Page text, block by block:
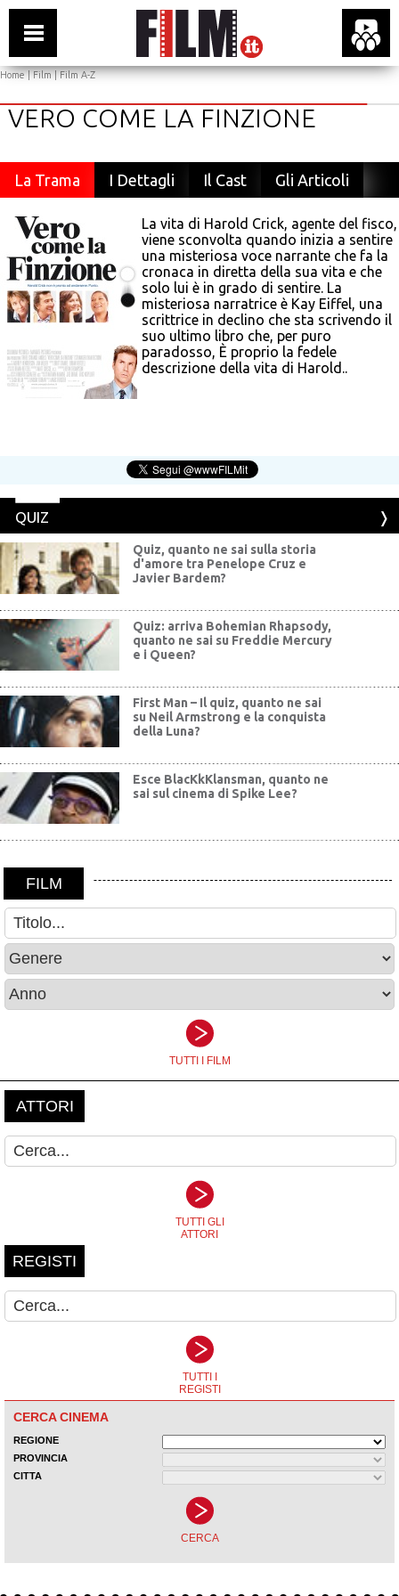
Home|Film|Film A-Z
VERO COME LA FINZIONE
La Trama I Dettagli Il Cast Gli Articoli
La vita di Harold Crick, agente del fisco,
viene sconvolta quando inizia a sentire
una misteriosa voce narrante che fa la
cronaca in diretta della sua vita e che
solo lui è in grado di sentire. La
misteriosa narratrice è Kay Eiffel, una
scrittrice in declino che sta scrivendo il
suo ultimo libro che, per puro
paradosso, È proprio la fedele
descrizione della vita di Harold..
QUIZ
Quiz, quanto ne sai sulla storia
d'amore tra Penelope Cruz e
Javier Bardem?
Quiz: arriva Bohemian Rhapsody,
quanto ne sai su Freddie Mercury
e i Queen?
First Man – Il quiz, quanto ne sai
su Neil Armstrong e la conquista
della Luna?
Esce BlacKkKlansman, quanto ne
sai sul cinema di Spike Lee?